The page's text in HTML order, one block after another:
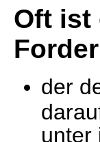
Oft ist
der
unter